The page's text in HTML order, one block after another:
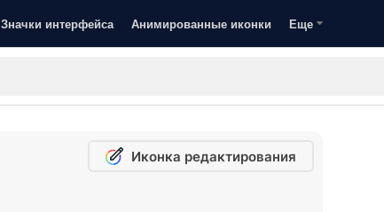
Значки интерфейса Анимированные иконки Еще
Иконка редактирования